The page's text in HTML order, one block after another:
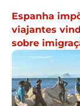
Espanha
viajantes
sobre